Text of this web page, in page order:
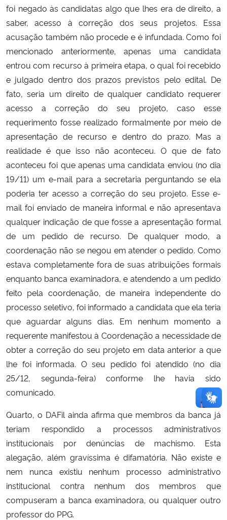
foi negado às candidatas algo que lhes era de direito, a
saber, acesso à correção dos seus projetos. Essa
acusação também não procede e é infundada. Como foi
mencionado anteriormente, apenas uma candidata
entrou com recurso à primeira etapa, o qual foi recebido
e julgado dentro dos prazos previstos pelo edital. De
fato, seria um direito de qualquer candidato requerer
acesso a correção do seu projeto, caso esse
requerimento fosse realizado formalmente por meio de
apresentação de recurso e dentro do prazo. Mas a
realidade é que isso não aconteceu. O que de fato
aconteceu foi que apenas uma candidata enviou (no dia
19/11) um e-mail para a secretaria perguntando se ela
poderia ter acesso a correção do seu projeto. Esse e-
mail foi enviado de maneira informal e não apresentava
qualquer indicação de que fosse a apresentação formal
de um pedido de recurso. De qualquer modo, a
coordenação não se negou em atender o pedido. Como
estava completamente fora de suas atribuições formais
enquanto banca examinadora, e atendendo a um pedido
feito pela coordenação, de maneira independente do
processo seletivo, foi informado a candidata que ela teria
que aguardar alguns dias. Em nenhum momento a
requerente manifestou à Coordenação a necessidade de
obter a correção do seu projeto em data anterior a que
lhe foi informada. O seu pedido foi atendido (no dia
25/12, segunda-feira) conforme lhe havia sido
comunicado.
Quarto, o DAFil ainda afirma que membros da banca já
teriam respondido a processos administrativos
institucionais por denúncias de machismo. Esta
alegação, além gravíssima é difamatória. Não existe e
nem nunca existiu nenhum processo administrativo
institucional contra nenhum dos membros que
compuseram a banca examinadora, ou qualquer outro
professor do PPG.